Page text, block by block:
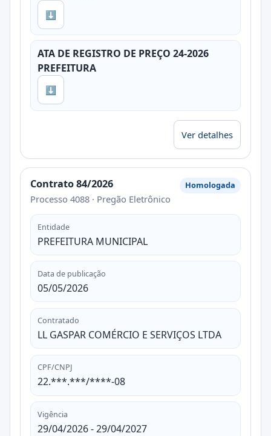
⬇
ATA DE REGISTRO DE PREÇO 24-2026
PREFEITURA
⬇
Ver detalhes
Contrato 84/2026
Processo 4088 · Pregão Eletrônico
Homologada
Entidade
PREFEITURA MUNICIPAL
Data de publicação
05/05/2026
Contratado
LL GASPAR COMÉRCIO E SERVIÇOS LTDA
CPF/CNPJ
22.***.***/****-08
Vigência
29/04/2026 - 29/04/2027